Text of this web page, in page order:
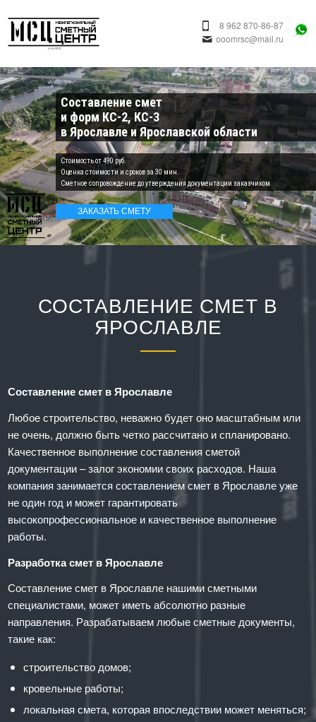
8 962 870-86-87
ooomrsc@mail.ru
Cтоимость от 490 руб.
Оценка стоимости и сроков за 30 мин.
Сметное сопровождение до утверждения документации заказчиком
Составление смет
и форм КС-2, КС-3
в Ярославле и Ярославской области
ЗАКАЗАТЬ СМЕТУ
СОСТАВЛЕНИЕ СМЕТ В
ЯРОСЛАВЛЕ
Составление смет в Ярославле
Любое строительство, неважно будет оно масштабным или
не очень, должно быть четко рассчитано и спланировано.
Качественное выполнение составления сметой
документации – залог экономии своих расходов. Наша
компания занимается составлением смет в Ярославле уже
не один год и может гарантировать
высокопрофессиональное и качественное выполнение
работы.
Разработка смет в Ярославле
Составление смет в Ярославле нашими сметными
специалистами, может иметь абсолютно разные
направления. Разрабатываем любые сметные документы,
такие как:
строительство домов;
кровельные работы;
локальная смета, которая впоследствии может меняться;